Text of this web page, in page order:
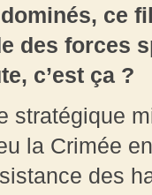
ce
des forces
c’est ça ?
stratégique
la Crimée
des